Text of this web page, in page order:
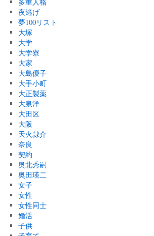
夜逃げ
夢100リスト
大塚
大学
大学寮
大家
大島優子
大手小町
大正製薬
大泉洋
大田区
大阪
天火隷介
奈良
契約
奥北秀嗣
奥田瑛二
女子
女性
女性同士
婚活
子供